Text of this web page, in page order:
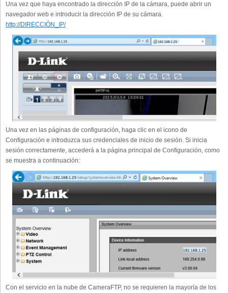
Una vez que haya encontrado la dirección IP de la cámara, puede abrir un
navegador web e introducir la dirección IP de su cámara.
http://DIRECCIÓN_IP/
Una vez en las páginas de configuración, haga clic en el icono de
Configuración e introduzca sus credenciales de inicio de sesión. Si inicia
sesión correctamente, accederá a la página principal de Configuración, como
se muestra a continuación:
Con el servicio en la nube de CameraFTP, no se requieren la mayoría de los